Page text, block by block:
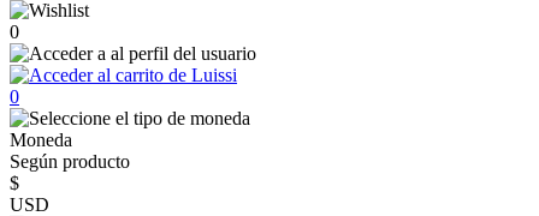
0
0
Moneda
Según producto
$
USD